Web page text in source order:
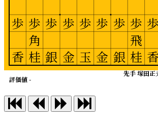
先手 塚田正
評価値 -
歩
香
歩
飛
桂
歩
銀
歩
金
歩
玉
歩
金
歩
銀
歩
角
桂
歩
香